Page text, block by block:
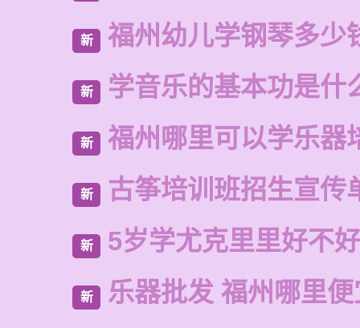
新 福州幼儿学钢琴多少
新 学音乐的基本功是什
新 福州哪里可以学乐器
新 古筝培训班招生宣传
新 5岁学尤克里里好不好
新 乐器批发 福州哪里便